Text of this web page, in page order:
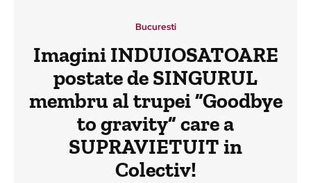
Bucuresti
Imagini INDUIOSATOARE
postate de SINGURUL
membru al trupei ”Goodbye
to gravity” care a
SUPRAVIETUIT in
Colectiv!